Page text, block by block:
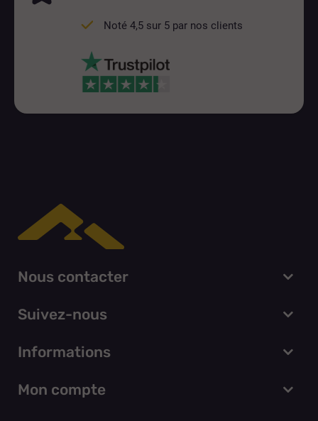
Noté 4,5 sur 5 par nos clients
Nous contacter
Suivez-nous
Informations
Mon compte